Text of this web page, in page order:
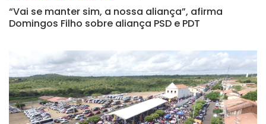
“Vai se manter sim, a nossa aliança”, afirma
Domingos Filho sobre aliança PSD e PDT